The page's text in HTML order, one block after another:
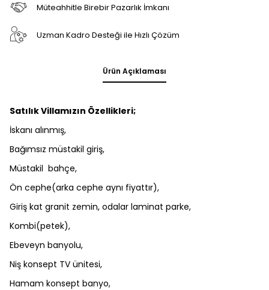
Müteahhitle Birebir Pazarlık İmkanı
Uzman Kadro Desteği ile Hızlı Çözüm
Ürün Açıklaması
Satılık Villamızın Özellikleri;
İskanı alınmış,
Bağımsız müstakil giriş,
Müstakil bahçe,
Ön cephe(arka cephe aynı fiyattır),
Giriş kat granit zemin, odalar laminat parke,
Kombi(petek),
Ebeveyn banyolu,
Niş konsept TV ünitesi,
Hamam konsept banyo,